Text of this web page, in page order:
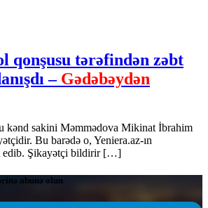
qonşusu tərəfindən zəbt
– Gədəbəydən
kənd sakini Məmmədova Mikinat İbrahim
Bu barədə o, Yeniera.az-ın
edib. Şikayətçi bildirir […]
abunə olun